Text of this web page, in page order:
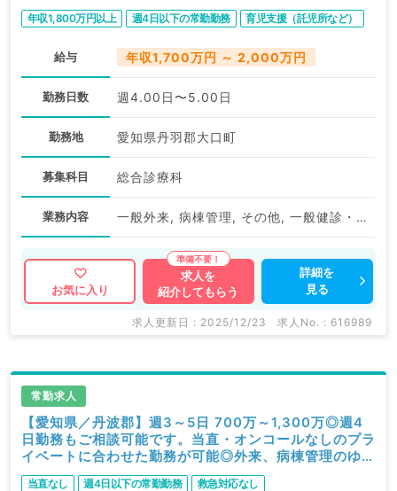
年収1,800万円以上 週4日以下の常勤勤務 育児支援（託児所など）
給与 年収1,700万円 ～ 2,000万円
勤務日数 週4.00日〜5.00日
勤務地 愛知県丹羽郡大口町
募集科目 総合診療科
業務内容 一般外来, 病棟管理, その他, 一般健診・人間ドック
お気に入り
求人を
紹介してもらう
詳細を
見る
求人更新日 : 2025/12/23 求人No. : 616989
常勤求人
【愛知県／丹波郡】週3～5日 700万～1,300万◎週4
日勤務もご相談可能です。当直・オンコールなしのプラ
イベートに合わせた勤務が可能◎外来、病棟管理のゆっ
たり勤務／病院組織拡大中です（皮膚科／常勤）
当直なし 週4日以下の常勤勤務
救急対応なし